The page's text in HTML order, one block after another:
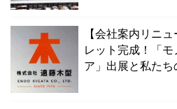
【会社案内リニ
レット完成！「
ア」出展と私たち